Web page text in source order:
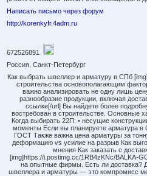
Написать письмо через форум
http://korenkyfr.4adm.ru
672526891
Россия, Санкт-Петербург
Как выбрать швеллер и арматуру в СПб
строительства основополагающим
важно анализировать не одну лишь
разнообразие продукции, включая
ссылке[/url] Вы найдете более
востребован в строительстве. Основные
Когда выбирать 22П: • несущие
моменты Если вы планируете арматура в
ГОСТ Также важна цена арматуры за
деформацию vs усилие на разрыв Как
мнения Как заказать с
[img]https://i.postimg.cc/1RB4zKNc/BALKA-
на опытные фирмы. Есть ли доставка?
швеллера и арматуры — это компромисс